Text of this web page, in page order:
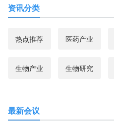
资讯分类
热点推荐 医药产业
生物产业 生物研究
最新会议